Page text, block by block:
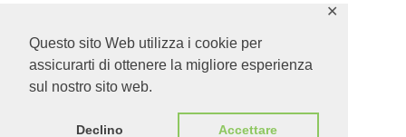
Questo sito Web utilizza i cookie per
assicurarti di ottenere la migliore esperienza
sul nostro sito web.
Declino Accettare
✕